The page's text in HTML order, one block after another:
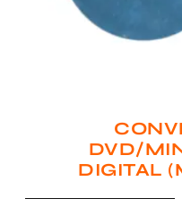
DVD/
DIGITAL